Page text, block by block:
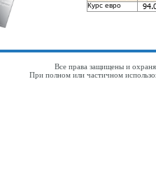
Курс евро
Все права защищены и
При полном или частичном